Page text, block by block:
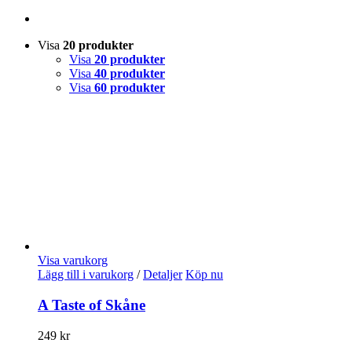
Visa 20 produkter
Visa 20 produkter
Visa 40 produkter
Visa 60 produkter
Visa varukorg
Lägg till i varukorg / Detaljer Köp nu
A Taste of Skåne
249 kr